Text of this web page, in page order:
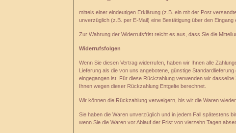
mittels einer eindeutigen Erklärung (z.B. ein mit der Post
unverzüglich (z.B. per E-Mail) eine Bestätigung über den Eingang
Zur Wahrung der Widerrufsfrist reicht es aus, dass Sie die
Widerrufsfolgen
Wenn Sie diesen Vertrag widerrufen, haben wir Ihnen alle
Lieferung als die von uns angebotene, günstige
eingegangen ist. Für diese Rückzahlung verwenden wir
Ihnen wegen dieser Rückzahlung Entgelte berechnet.
Wir können die Rückzahlung verweigern, bis wir die Waren
Sie haben die Waren unverzüglich und in jedem Fall spätestens
wenn Sie die Waren vor Ablauf der Frist von vierzehn Tagen